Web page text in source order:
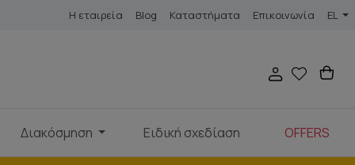
Η εταιρεία Blog Καταστήματα Επικοινωνία EL
Διακόσμηση Ειδική σχεδίαση OFFERS